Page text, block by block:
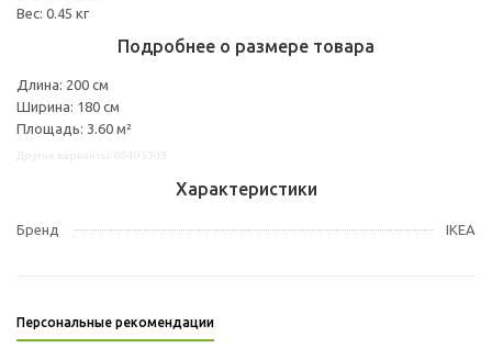
Вес: 0.45 кг
Подробнее о размере товара
Длина: 200 см
Ширина: 180 см
Площадь: 3.60 м²
Характеристики
Бренд IKEA
Персональные рекомендации